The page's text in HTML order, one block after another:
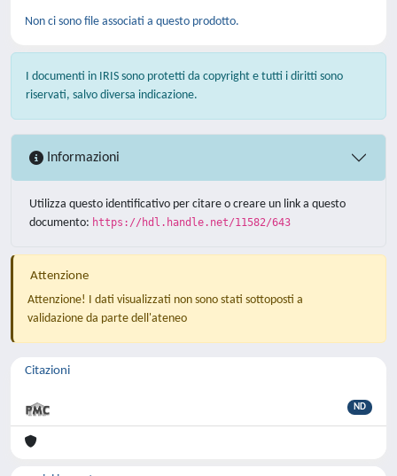
Non ci sono file associati a questo prodotto.
I documenti in IRIS sono protetti da copyright e tutti i diritti sono
riservati, salvo diversa indicazione.
Informazioni
Utilizza questo identificativo per citare o creare un link a questo
documento: https://hdl.handle.net/11582/643
Attenzione
Attenzione! I dati visualizzati non sono stati sottoposti a
validazione da parte dell'ateneo
Citazioni
ND